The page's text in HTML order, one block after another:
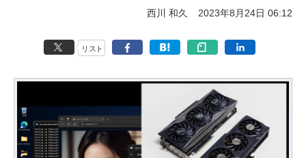
西川 和久 2023年8月24日 06:12
リスト